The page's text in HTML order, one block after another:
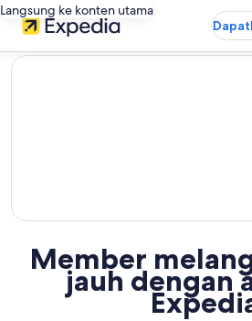
Langsung ke konten utama
editorial
Member
jauh dengan